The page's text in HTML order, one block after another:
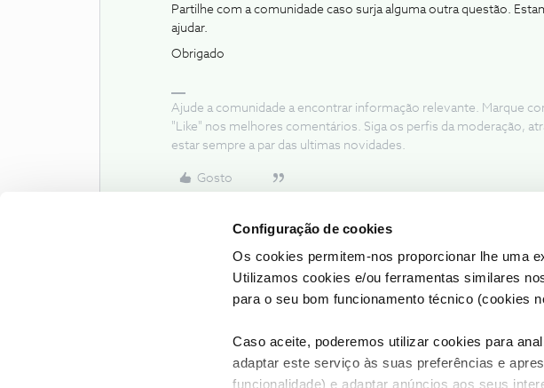
Configuração de cookies
Os cookies permitem-nos proporcionar lhe uma
Utilizamos cookies e/ou ferramentas similares
para o seu bom funcionamento técnico (cookies
Caso aceite, poderemos utilizar cookies para
adaptar este serviço às suas preferências e
funcionalidade) e adaptar anúncios aos seus
Partilhe com a comunidade caso surja alguma outra questão.
ajudar.
Obrigado
Ajude a comunidade a encontrar informação relevante. Marque
"Like" nos melhores comentários. Siga os perfis da moderação,
estar sempre a par das ultimas novidades.
Gosto
Condições do